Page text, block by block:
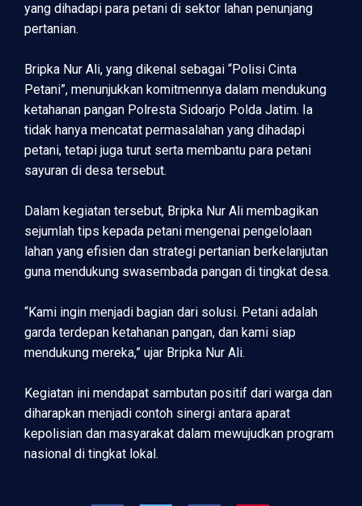
yang dihadapi para petani di sektor lahan penunjang
pertanian.
Bripka Nur Ali, yang dikenal sebagai “Polisi Cinta
Petani”, menunjukkan komitmennya dalam mendukung
ketahanan pangan Polresta Sidoarjo Polda Jatim. Ia
tidak hanya mencatat permasalahan yang dihadapi
petani, tetapi juga turut serta membantu para petani
sayuran di desa tersebut.
Dalam kegiatan tersebut, Bripka Nur Ali membagikan
sejumlah tips kepada petani mengenai pengelolaan
lahan yang efisien dan strategi pertanian berkelanjutan
guna mendukung swasembada pangan di tingkat desa.
“Kami ingin menjadi bagian dari solusi. Petani adalah
garda terdepan ketahanan pangan, dan kami siap
mendukung mereka,” ujar Bripka Nur Ali.
Kegiatan ini mendapat sambutan positif dari warga dan
diharapkan menjadi contoh sinergi antara aparat
kepolisian dan masyarakat dalam mewujudkan program
nasional di tingkat lokal.